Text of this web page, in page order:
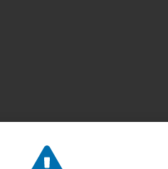
de servicio
Whatsapp:
300 9163936